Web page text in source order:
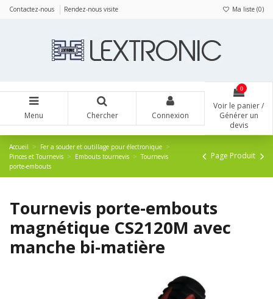
Contactez-nous Rendez-nous visite Ma liste (0)
Menu Chercher Connexion
0
Voir le panier /
Générer un
devis
Accueil
Fer a souder et outillage pour électronique
Pinces et Tournevis
Embouts tournevis
Tournevis
porte-embouts
Page Produit
Tournevis porte-embouts
magnétique CS2120M avec
manche bi-matière
Panneau de gestion des cookies